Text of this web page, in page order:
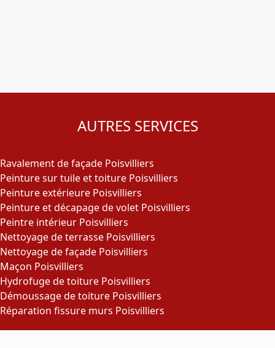
AUTRES SERVICES
Ravalement de façade Poisvilliers
Peinture sur tuile et toiture Poisvilliers
Peinture extérieure Poisvilliers
Peinture et décapage de volet Poisvilliers
Peintre intérieur Poisvilliers
Nettoyage de terrasse Poisvilliers
Nettoyage de façade Poisvilliers
Maçon Poisvilliers
Hydrofuge de toiture Poisvilliers
Démoussage de toiture Poisvilliers
Réparation fissure murs Poisvilliers